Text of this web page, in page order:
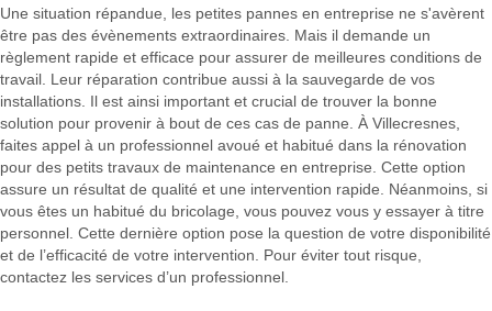
Une situation répandue, les petites pannes en entreprise ne s'avèrent
être pas des évènements extraordinaires. Mais il demande un
règlement rapide et efficace pour assurer de meilleures conditions de
travail. Leur réparation contribue aussi à la sauvegarde de vos
installations. Il est ainsi important et crucial de trouver la bonne
solution pour provenir à bout de ces cas de panne. À Villecresnes,
faites appel à un professionnel avoué et habitué dans la rénovation
pour des petits travaux de maintenance en entreprise. Cette option
assure un résultat de qualité et une intervention rapide. Néanmoins, si
vous êtes un habitué du bricolage, vous pouvez vous y essayer à titre
personnel. Cette dernière option pose la question de votre disponibilité
et de l’efficacité de votre intervention. Pour éviter tout risque,
contactez les services d’un professionnel.